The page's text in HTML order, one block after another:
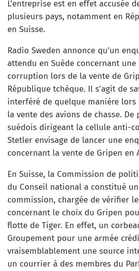
L’entreprise est en effet accusée
plusieurs pays, notamment en
en Suisse.
Radio Sweden annonce qu’un
attendu en Suède concernant une
corruption lors de la vente de
République tchèque. Il s’agit de
interféré de quelque manière
la vente des avions de chasse.
suédois dirigeant la cellule anti-
Stetler envisage de lancer une
concernant la vente de Gripen en
En Suisse, la Commission de
du Conseil national a constitué
commission, chargée de vérifier
concernant le choix du Gripen
flotte de Tiger. En effet, un
Groupement pour une armée
vraisemblablement une source
un courrier à des membres du